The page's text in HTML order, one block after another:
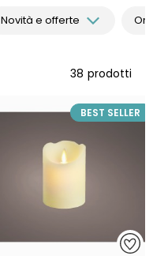
Novità e offerte
38 prodotti
BEST SELLER